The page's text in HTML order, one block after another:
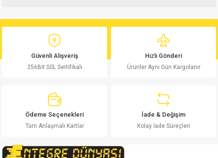
Yorum Yaz
yetersiz gördüğünüz noktaları öneri formunu kullanarak tarafımıza
Görüş ve önerileriniz için teşekkür ederiz.
Ürün resmi kalitesiz, bozuk veya görüntülenemiyor.
Ürün bilgilerinde hatalar bulunuyor.
Bu ürüne benzer farklı alternatifler olmalı.
Güvenli Alışveriş
256Bit SSL Sertifikalı
Hızlı Gönderi
Ürünler Aynı Gün Kargolanır
Ödeme Seçenekleri
Tüm Anlaşmalı Kartlar
İade & Değişim
Kolay İade Süreçleri